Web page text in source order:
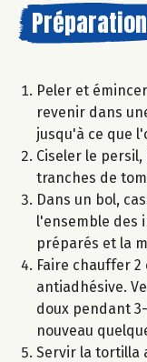
Préparation
Peler et
revenir dans
jusqu'à ce que
Ciseler le
tranches de
Dans un bol,
l'ensemble des
préparés et la
Faire chauffer
antiadhésive.
doux pendant
nouveau
Servir la tortilla